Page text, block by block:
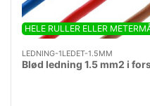
HELE RULLER ELLER
LEDNING-1LEDET-1.5MM
Blød ledning 1.5 mm2 i